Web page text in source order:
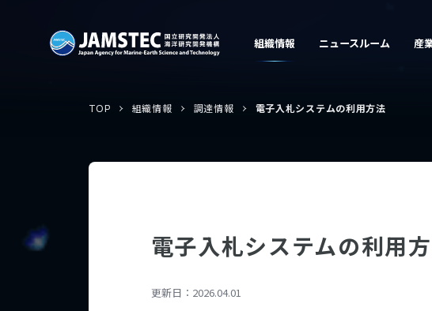
TOP 組織情報 調達情報 電子入札システムの利用方法
電子入札システムの利用
更新日： 2026.04.01